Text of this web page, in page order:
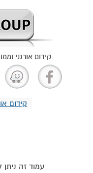
קידום
קידום אורגני
עמוד זה